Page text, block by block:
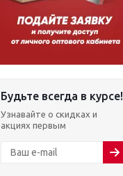
Будьте всегда в курсе!
Узнавайте о скидках и
акциях первым